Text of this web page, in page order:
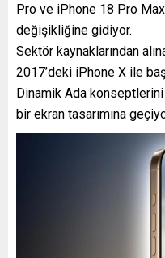
Pro ve iPhone 18 Pro
değişikliğine gidiyor.
Sektör kaynaklarından
2017’deki iPhone X ile
Dinamik Ada
bir ekran tasarımına